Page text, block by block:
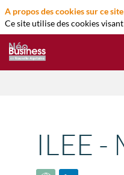
ILEE -
A propos des cookies sur ce site
Ce site utilise des cookies